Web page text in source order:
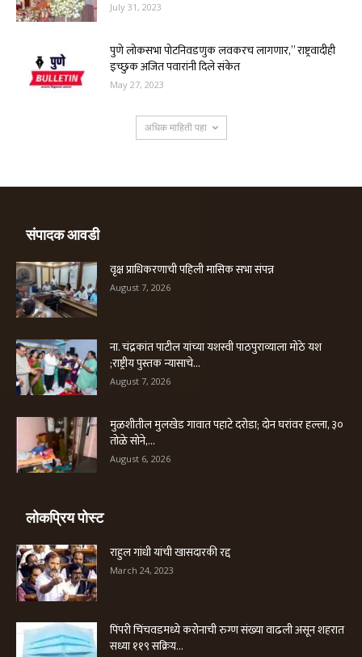
July 31, 2023
पुणे लोकसभा पोटनिवडणुक लवकरच लागणार,” राष्ट्रवादीही
इच्छुक अजित पवारांनी दिले संकेत
May 27, 2023
अधिक माहिती पहा
संपादक आवडी
वृक्ष प्राधिकरणाची पहिली मासिक सभा संपन्न
August 7, 2026
ना. चंद्रकांत पाटील यांच्या यशस्वी पाठपुराव्याला मोठे यश
;राष्ट्रीय पुस्तक न्यासाचे...
August 7, 2026
मुळशीतील मुलखेड गावात पहाटे दरोडा; दोन घरांवर हल्ला, ३०
तोळे सोने,...
August 6, 2026
लोकप्रिय पोस्ट
राहुल गांधी यांची खासदारकी रद्द
March 24, 2023
पिंपरी चिंचवडमध्ये करोनाची रुग्ण संख्या वाढली असून शहरात
सध्या ११९ सक्रिय...